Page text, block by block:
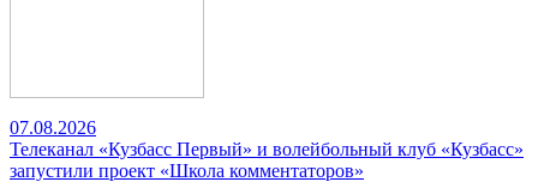
07.08.2026
Телеканал «Кузбасс Первый» и волейбольный клуб «Кузбасс»
запустили проект «Школа комментаторов»